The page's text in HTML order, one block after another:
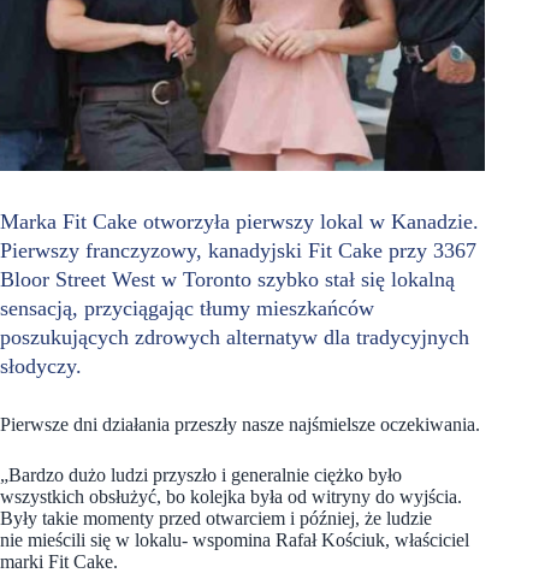
Marka Fit Cake otworzyła pierwszy lokal w Kanadzie.
Pierwszy franczyzowy, kanadyjski Fit Cake przy 3367
Bloor Street West w Toronto szybko stał się lokalną
sensacją, przyciągając tłumy mieszkańców
poszukujących zdrowych alternatyw dla tradycyjnych
słodyczy.
Pierwsze dni działania przeszły nasze najśmielsze oczekiwania.
„Bardzo dużo ludzi przyszło i generalnie ciężko było
wszystkich obsłużyć, bo kolejka była od witryny do wyjścia.
Były takie momenty przed otwarciem i później, że ludzie
nie mieścili się w lokalu- wspomina Rafał Kościuk, właściciel
marki Fit Cake.